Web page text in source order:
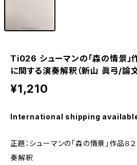
Ti026 シューマンの「森の情景」
に関する演奏解釈（新山 眞弓/論文
¥1,210
International shipping
正題：シューマンの「森の情景」作品８
奏解釈